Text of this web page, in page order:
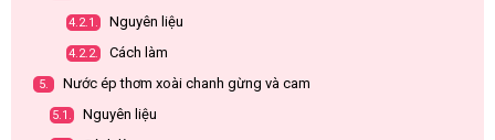
4.2.1. Nguyên liệu
4.2.2. Cách làm
5. Nước ép thơm xoài chanh gừng và cam
5.1. Nguyên liệu